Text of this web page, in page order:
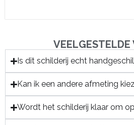
VEELGESTELDE
Is dit schilderij echt
Kan ik een andere afmeting
Wordt het schilderij klaar om